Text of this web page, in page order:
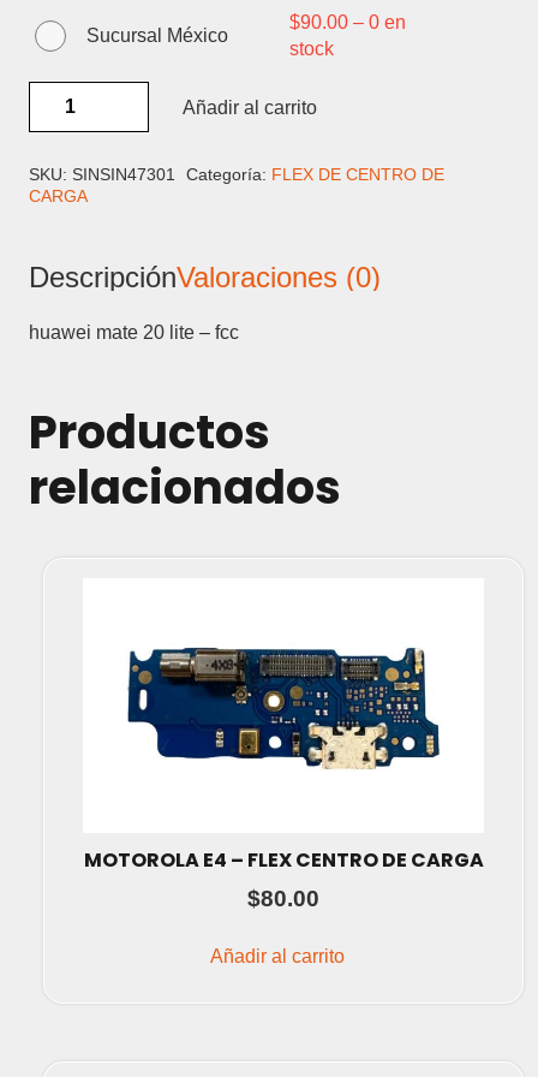
Sucursal México
$90.00 –0 en
stock
MATE
LITE
-
DE
cantidad
Añadir al carrito
SKU: SINSIN47301 Categoría: FLEX DE CENTRO DE
CARGA
DescripciónValoraciones (0)
huawei mate 20 lite – fcc
Productos
relacionados
MOTOROLA E4 – FLEX CENTRO DE CARGA
$80.00
Añadir al carrito